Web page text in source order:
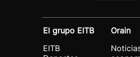
El grupo EITB
EITB
Orain